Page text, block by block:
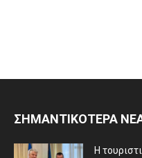
ΣΗΜΑΝΤΙΚΟΤΕΡΑ
Η